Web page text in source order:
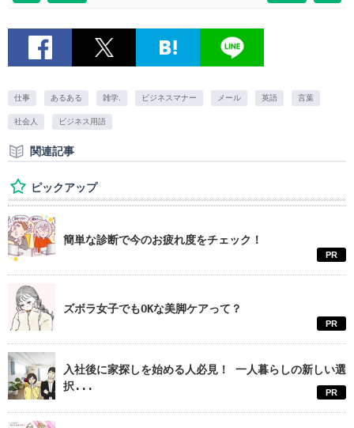
仕事 あるある 雑学. ビジネスマナー メール 英語 言葉
社会人 ビジネス用語
関連記事
ピックアップ
簡単な診断で今のお疲れ度をチェック！
PR
ズボラ女子でもOKな美脚ケアって？
PR
入社後に家探しを始める人必見！ 一人暮らしの新しい選
択...
PR